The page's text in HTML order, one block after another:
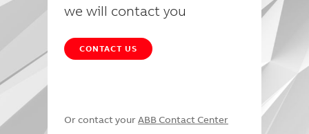
we will contact you
CONTACT US
Or contact your ABB Contact Center